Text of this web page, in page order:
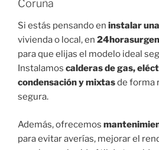
Coruña
Si estás pensando en instalar
vivienda o local, en
para que elijas el modelo ideal
Instalamos calderas de gas,
condensación y mixtasde forma
segura.
Además, ofrecemos
para evitar averías, mejorar el